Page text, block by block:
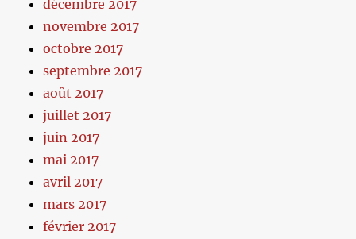
décembre 2017
novembre 2017
octobre 2017
septembre 2017
août 2017
juillet 2017
juin 2017
mai 2017
avril 2017
mars 2017
février 2017